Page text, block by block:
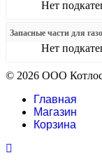
Нет
Запасные части для
Нет
© 2026 ООО
Главная
Магазин
Корзина